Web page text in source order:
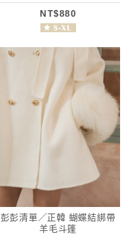
NT$880
彭彭清單／正韓 蝴蝶結綁帶
羊毛斗篷